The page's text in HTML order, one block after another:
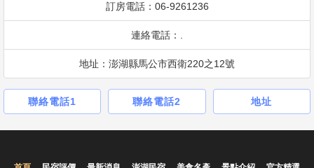
訂房電話：06-9261236
連絡電話：.
地址：澎湖縣馬公市西衛220之12號
聯絡電話1 聯絡電話2 地址